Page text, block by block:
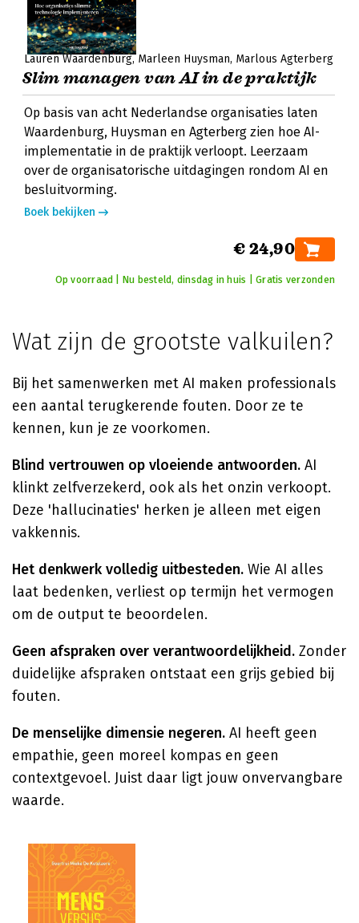
Lauren Waardenburg Marleen Huysman Marlous Agterberg
Slim managen van AI in de praktijk
Op basis van acht Nederlandse organisaties laten
Waardenburg, Huysman en Agterberg zien hoe AI-
implementatie in de praktijk verloopt. Leerzaam
over de organisatorische uitdagingen rondom AI en
besluitvorming.
Boek bekijken
€ 24,90
Op voorraad | Nu besteld, dinsdag in huis | Gratis verzonden
Wat zijn de grootste valkuilen?
Bij het samenwerken met AI maken professionals
een aantal terugkerende fouten. Door ze te
kennen, kun je ze voorkomen.
Blind vertrouwen op vloeiende antwoorden. AI
klinkt zelfverzekerd, ook als het onzin verkoopt.
Deze 'hallucinaties' herken je alleen met eigen
vakkennis.
Het denkwerk volledig uitbesteden. Wie AI alles
laat bedenken, verliest op termijn het vermogen
om de output te beoordelen.
Geen afspraken over verantwoordelijkheid. Zonder
duidelijke afspraken ontstaat een grijs gebied bij
fouten.
De menselijke dimensie negeren. AI heeft geen
empathie, geen moreel kompas en geen
contextgevoel. Juist daar ligt jouw onvervangbare
waarde.